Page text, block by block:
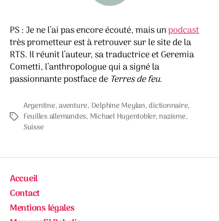
PS : Je ne l’ai pas encore écouté, mais unpodcast
très prometteur est à retrouver sur le site de la
RTS. Il réunit l’auteur, sa traductrice et Geremia
Cometti, l’anthropologue qui a signé la
passionnante postface de Terres de feu.
Étiquettes
Argentine,aventure, Delphine Meylan,dictionnaire,
Feuilles allemandes, Michael Hugentobler,nazisme,
Suisse
Accueil
Contact
Mentions légales